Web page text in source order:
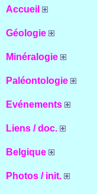
Accueil
Géologie
Minéralogie
Paléontologie
Evénements
Liens / doc.
Belgique
Photos / init.